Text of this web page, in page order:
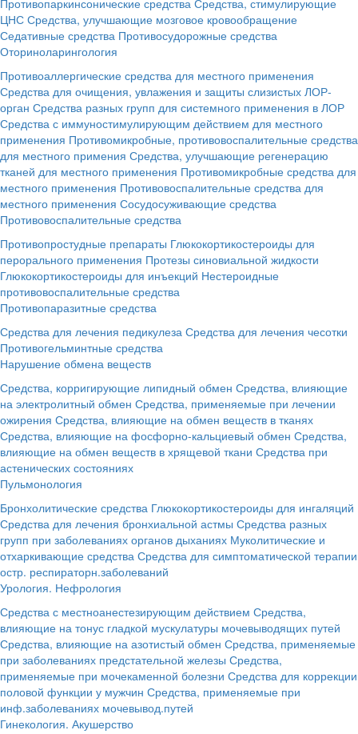
ЦНС Средства, улучшающие мозговое кровообращение
Седативные средства Противосудорожные средства
Оториноларингология
Противоаллергические средства для местного применения
Средства для очищения, увлажения и защиты слизистых ЛОР-
орган Средства разных групп для системного применения в ЛОР
Средства с иммуностимулирующим действием для местного
применения Противомикробные, противовоспалительные средства
для местного примения Средства, улучшающие регенерацию
тканей для местного применения Противомикробные средства для
местного применения Противовоспалительные средства для
местного применения Сосудосуживающие средства
Противовоспалительные средства
Противопростудные препараты Глюкокортикостероиды для
перорального применения Протезы синовиальной жидкости
Глюкокортикостероиды для инъекций Нестероидные
противовоспалительные средства
Противопаразитные средства
Средства для лечения педикулеза Средства для лечения чесотки
Противогельминтные средства
Нарушение обмена веществ
Средства, корригирующие липидный обмен Средства, влияющие
на электролитный обмен Средства, применяемые при лечении
ожирения Средства, влияющие на обмен веществ в тканях
Средства, влияющие на фосфорно-кальциевый обмен Средства,
влияющие на обмен веществ в хрящевой ткани Средства при
астенических состояниях
Пульмонология
Бронхолитические средства Глюкокортикостероиды для ингаляций
Средства для лечения бронхиальной астмы Средства разных
групп при заболеваниях органов дыханиях Муколитические и
отхаркивающие средства Средства для симптоматической терапии
остр. респираторн.заболеваний
Урология. Нефрология
Средства с местноанестезирующим действием Средства,
влияющие на тонус гладкой мускулатуры мочевыводящих путей
Средства, влияющие на азотистый обмен Средства, применяемые
при заболеваниях предстательной железы Средства,
применяемые при мочекаменной болезни Средства для коррекции
половой функции у мужчин Средства, применяемые при
инф.заболеваниях мочевывод.путей
Гинекология. Акушерство